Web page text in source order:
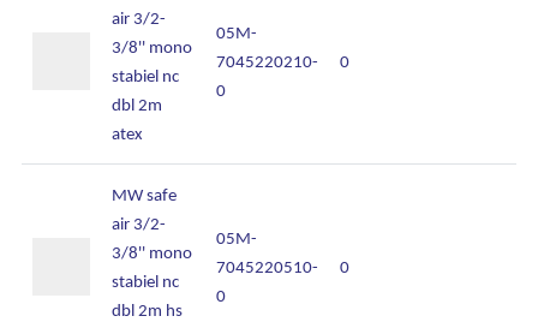
Onze diensten
Over Kalkhuis
air 3/2-
3/8'' mono
stabiel nc
dbl 2m
atex
05M-
7045220210-
0
0
MW safe
air 3/2-
3/8'' mono
stabiel nc
dbl 2m hs
05M-
7045220510-
0
0